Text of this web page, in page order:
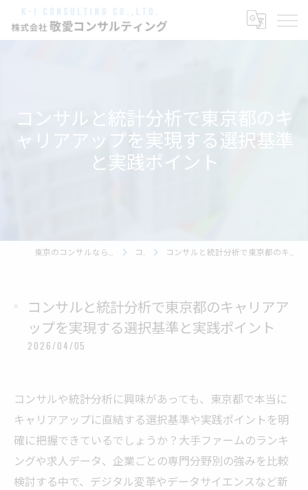
コンサルと統計分析で東京都のキ
ャリアアップを実現する選択基準
と実践ポイント
コラム コンサルと統計分析で東京都のキャリアアップを実現する選択基準と実践ポイント
コンサルと統計分析で東京都のキャリアア
ップを実現する選択基準と実践ポイント
2026/04/05
コンサルや統計分析に興味があっても、東京都で本当に
キャリアアップに直結する選択基準や実践ポイントを明
確に把握できているでしょうか？大手ファームのランキ
ングや求人データ、企業ごとの専門分野別の強みを比較
検討する中で、デジタル変革やデータサイエンスなど新